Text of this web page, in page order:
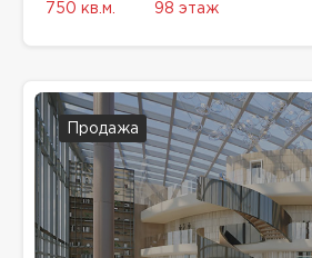
750 кв.м. 98 этаж
Продажа